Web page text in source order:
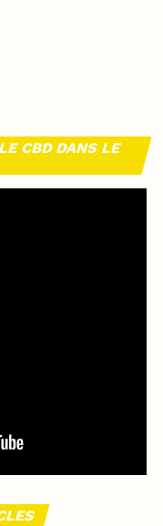
CBD DANS LE